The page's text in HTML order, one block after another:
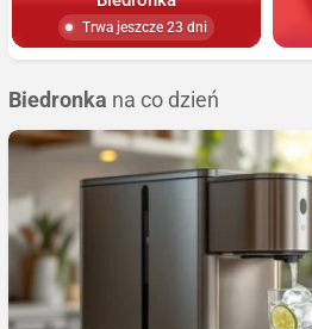
Trwa jeszcze 23 dni
Biedronka na co dzień